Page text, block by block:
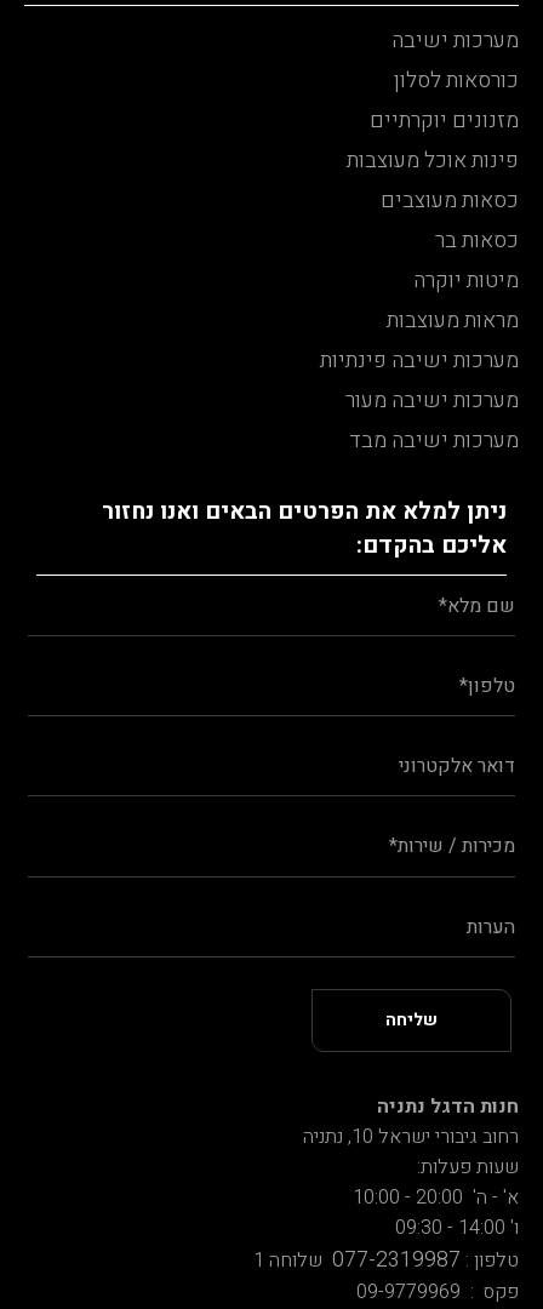
מערכות ישיבה
כורסאות לסלון
מזנונים יוקרתיים
פינות אוכל מעוצבות
כסאות מעוצבים
כסאות בר
מיטות יוקרה
מראות מעוצבות
מערכות ישיבה פינתיות
מערכות ישיבה מעור
מערכות ישיבה מבד
ניתן למלא את הפרטים הבאים ואנו נחזור
אליכם בהקדם:
חנות הדגל נתניה
רחוב גיבורי ישראל 10, נתניה
שעות פעלות:
א' - ה' 20:00 - 10:00
ו' 14:00 - 09:30
טלפון : 077-2319987 שלוחה 1
פקס : 09-9779969